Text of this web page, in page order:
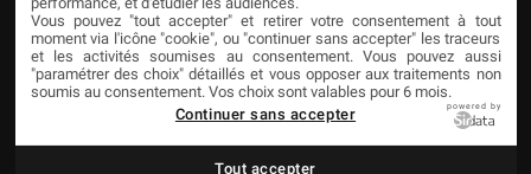
King Score
Foot en France
Football Addict
Vous pouvez "tout accepter" et retirer votre consentement à tout
moment via l'icône "cookie", ou "continuer sans accepter" les traceurs
et les activités soumises au consentement. Vous pouvez aussi
"paramétrer des choix" détaillés et vous opposer aux traitements non
soumis au consentement. Vos choix sont valables pour 6 mois.
Continuer sans accepter
powered by
Tout accepter